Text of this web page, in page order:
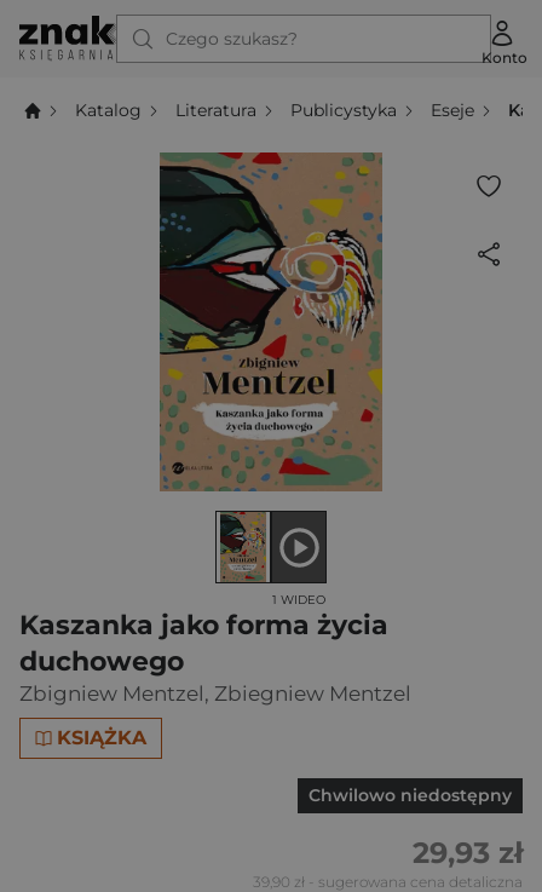
Czego szukasz?
Konto
Katalog Literatura Publicystyka Eseje
Kaszanka jako forma życia
duchowego
Zbigniew Mentzel, Zbiegniew Mentzel
KSIĄŻKA
1 WIDEO
Chwilowo niedostępny
29,93 zł
39,90 zł - sugerowana cena detaliczna